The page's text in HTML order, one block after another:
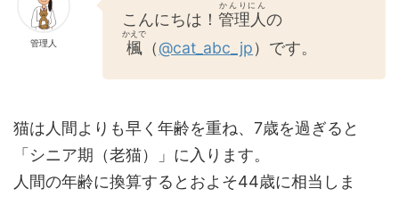
管理人
こんにちは！管理人
かんりにん
の
楓
かえで
（@cat_abc_jp）です。
猫は人間よりも早く年齢を重ね、7歳を過ぎると
「シニア期（老猫）」に入ります。
人間の年齢に換算するとおよそ44歳に相当しま